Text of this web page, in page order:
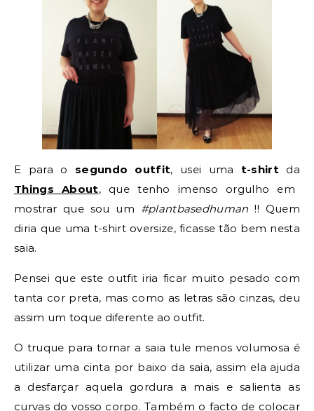
E para o segundo outfit, usei uma t-shirt da
Things About, que tenho imenso orgulho em
mostrar que sou um #plantbasedhuman !! Quem
diria que uma t-shirt oversize, ficasse tão bem nesta
saia.
Pensei que este outfit iria ficar muito pesado com
tanta cor preta, mas como as letras são cinzas, deu
assim um toque diferente ao outfit.
O truque para tornar a saia tule menos volumosa é
utilizar uma cinta por baixo da saia, assim ela ajuda
a desfarçar aquela gordura a mais e salienta as
curvas do vosso corpo. Também o facto de colocar